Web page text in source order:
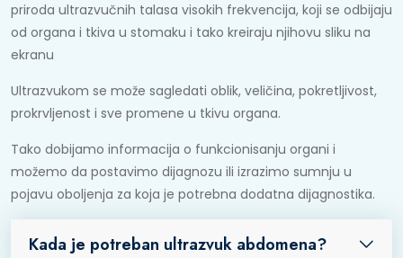
priroda ultrazvučnih talasa visokih frekvencija, koji se odbijaju
od organa i tkiva u stomaku i tako kreiraju njihovu sliku na
ekranu
Ultrazvukom se može sagledati oblik, veličina, pokretljivost,
prokrvljenost i sve promene u tkivu organa.
Tako dobijamo informacija o funkcionisanju organi i
možemo da postavimo dijagnozu ili izrazimo sumnju u
pojavu oboljenja za koja je potrebna dodatna dijagnostika.
Kada je potreban ultrazvuk abdomena?